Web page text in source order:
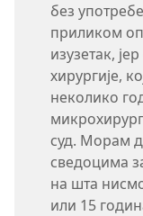
без
приликом
изузетак,
хирургије,
неколико
суд. Морам
сведоцима
на шта
или 15